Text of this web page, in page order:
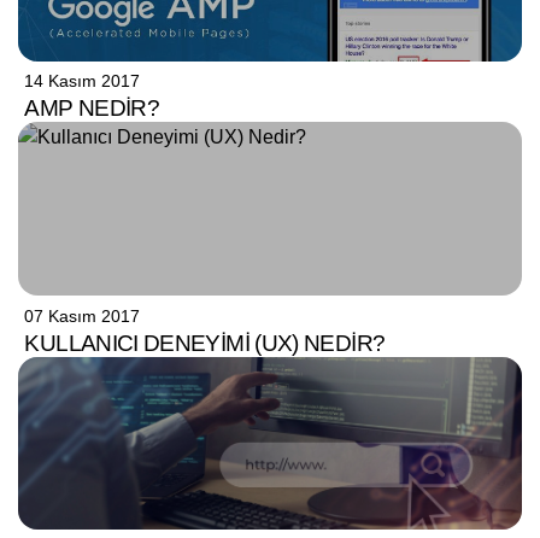
14 Kasım 2017
AMP NEDIR?
07 Kasım 2017
KULLANICI DENEYIMI (UX) NEDIR?